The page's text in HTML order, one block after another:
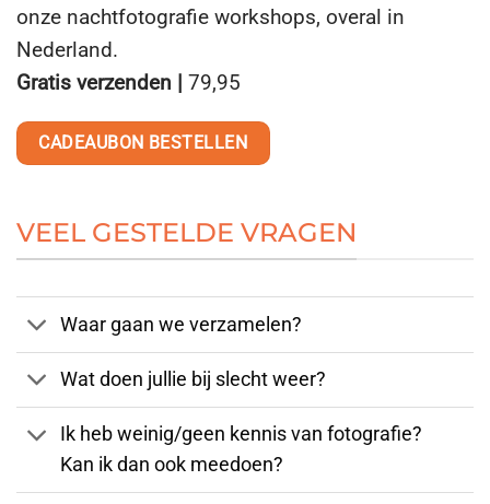
onze nachtfotografie workshops, overal in
Nederland.
Gratis verzenden | 79,95
CADEAUBON BESTELLEN
VEEL GESTELDE VRAGEN
Waar gaan we verzamelen?
Wat doen jullie bij slecht weer?
Ik heb weinig/geen kennis van fotografie?
Kan ik dan ook meedoen?